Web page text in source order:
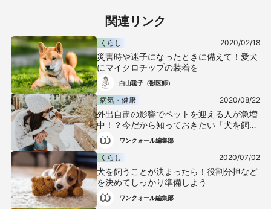
関連リンク
くらし 2020/02/18
災害時や迷子になったときに備えて！愛犬
にマイクロチップの装着を
白山聡子（獣医師）
病気・健康 2020/08/22
外出自粛の影響でペットを迎える人が急増
中！？今だから知っておきたい「犬を飼
う」ことの重みとは？
ワンクォール編集部
くらし 2020/07/02
犬を飼うことが決まったら！役割分担など
を決めてしっかり準備しよう
ワンクォール編集部